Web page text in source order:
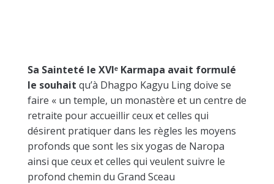
Sa Sainteté le XVIᵉ Karmapa avait formulé
le souhait qu’à Dhagpo Kagyu Ling doive se
faire « un temple, un monastère et un centre de
retraite pouraccueillirceux et celles qui
désirent pratiquer dans les règles les moyens
profonds que sont les six yogas de Naropa
ainsi que ceux et celles qui veulent suivre le
profond chemin du Grand Sceau